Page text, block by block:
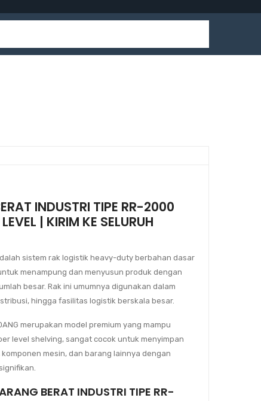
INDUSTRI TIPE RR-2000
| KIRIM KE SELURUH
sistem rak logistik heavy-duty berbahan dasar
menampung dan menyusun produk dengan
besar. Rak ini umumnya digunakan dalam
hingga fasilitas logistik berskala besar.
merupakan model premium yang mampu
level shelving, sangat cocok untuk menyimpan
mesin, dan barang lainnya dengan
BERAT INDUSTRI TIPE RR-